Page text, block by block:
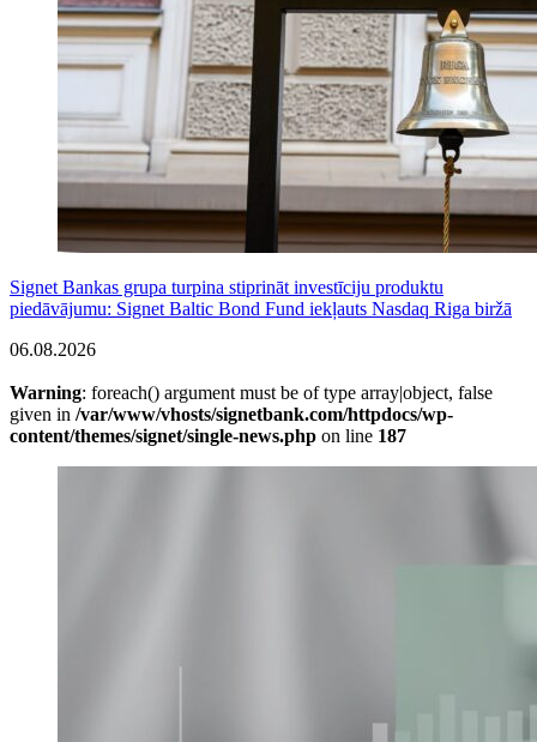
Signet Bankas grupa turpina stiprināt investīciju produktu
piedāvājumu: Signet Baltic Bond Fund iekļauts Nasdaq Riga biržā
06.08.2026
Warning: foreach() argument must be of type array|object, false
given in /var/www/vhosts/signetbank.com/httpdocs/wp-
content/themes/signet/single-news.php on line 187